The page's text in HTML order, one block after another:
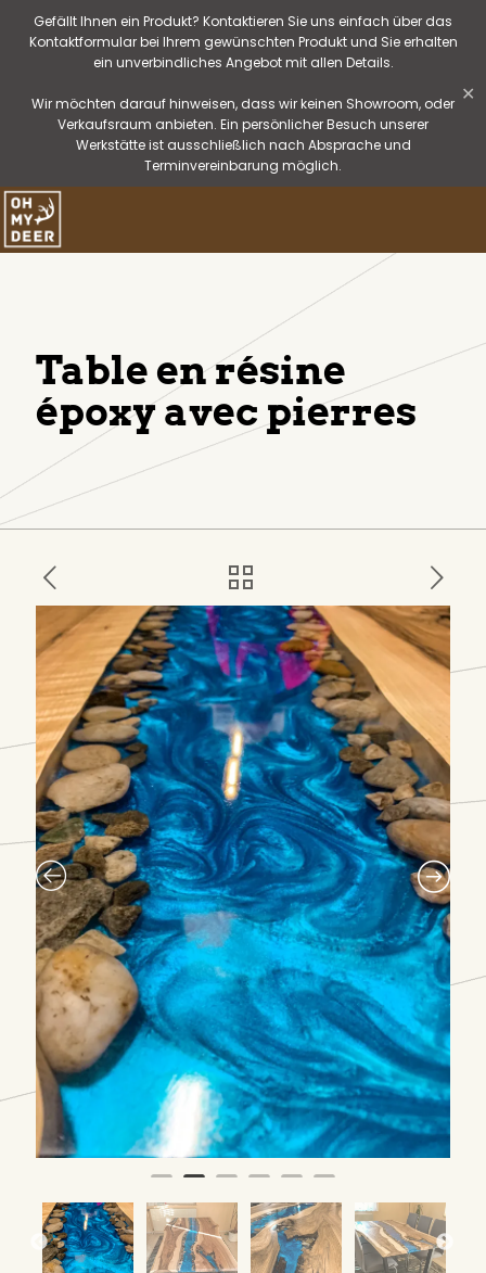
Gefällt Ihnen ein Produkt? Kontaktieren Sie uns einfach über das
Kontaktformular bei Ihrem gewünschten Produkt und Sie erhalten
ein unverbindliches Angebot mit allen Details.
Wir möchten darauf hinweisen, dass wir keinen Showroom, oder
Verkaufsraum anbieten. Ein persönlicher Besuch unserer
Werkstätte ist ausschließlich nach Absprache und
Terminvereinbarung möglich.
✕
Table en résine
époxy avec pierres